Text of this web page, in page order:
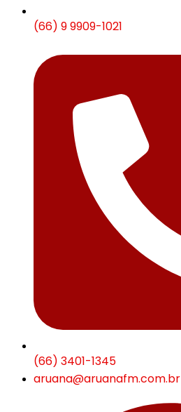
(66) 9 9909-1021
(66) 3401-1345
aruana@aruanafm.com.br